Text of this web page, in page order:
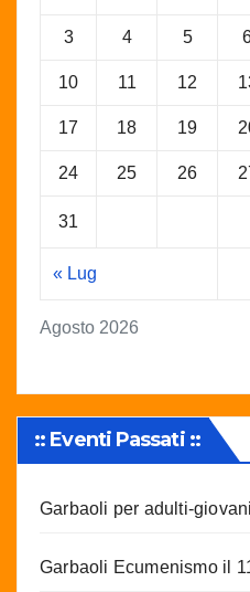
Agosto 2026
3 4 5
10 11 12
17 18 19
24 25 26
31
« Lug
:: Eventi Passati ::
Garbaoli per adulti-giovani
Garbaoli Ecumenismoil